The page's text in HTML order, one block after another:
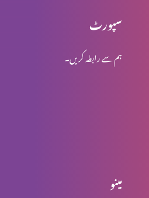
سپورٹ
ہم سے رابطہ کریں۔
مینو